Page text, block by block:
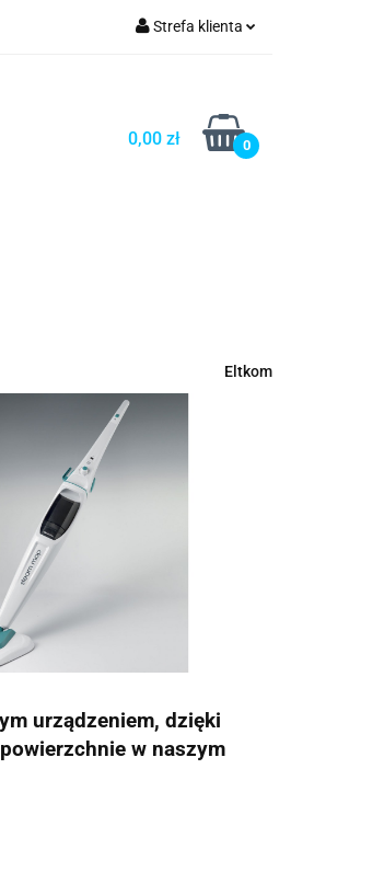
Strefa klienta
Zarejestruj się
Dodaj zgłoszenie
0,00 zł 0
Eltkom
urządzeniem, dzięki
w naszym